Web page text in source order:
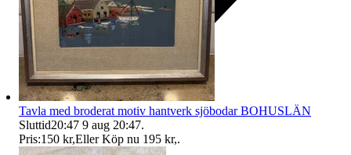
Tavla med broderat motiv hantverk sjöbodar BOHUSLÄN
Sluttid20:47 9 aug 20:47.
Pris:150 kr,Eller Köp nu 195 kr,.